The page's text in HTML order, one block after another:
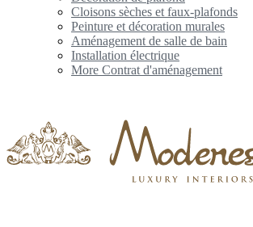
Cloisons sèches et faux-plafonds
Peinture et décoration murales
Aménagement de salle de bain
Installation électrique
More Contrat d'aménagement